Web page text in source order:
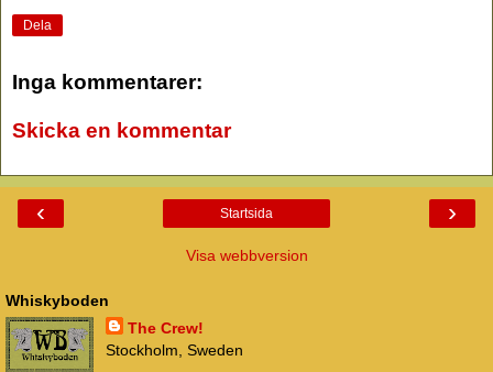
Dela
Inga kommentarer:
Skicka en kommentar
‹ ›
Startsida
Visa webbversion
Whiskyboden
The Crew!
Stockholm, Sweden